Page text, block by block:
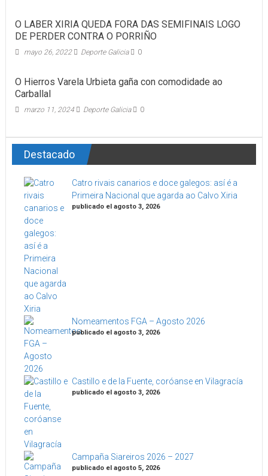
O LABER XIRIA QUEDA FORA DAS SEMIFINAIS LOGO
DE PERDER CONTRA O PORRIÑO
mayo 26, 2022 Deporte Galicia 0
O Hierros Varela Urbieta gaña con comodidade ao
Carballal
marzo 11, 2024 Deporte Galicia 0
Destacado
Catro rivais canarios e doce galegos: así é a
Primeira Nacional que agarda ao Calvo Xiria
publicado el agosto 3, 2026
Nomeamentos FGA – Agosto 2026
publicado el agosto 3, 2026
Castillo e de la Fuente, coróanse en Vilagracía
publicado el agosto 3, 2026
Campaña Siareiros 2026 – 2027
publicado el agosto 5, 2026